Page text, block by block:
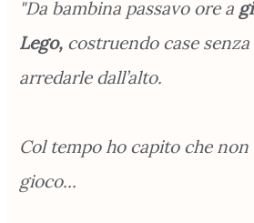
"Da bambina passavo ore a
Lego, costruendo case
arredarle dall’alto.
Col tempo ho capito che non
gioco...